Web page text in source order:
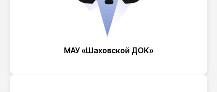
МАУ «Шаховской ДОК»